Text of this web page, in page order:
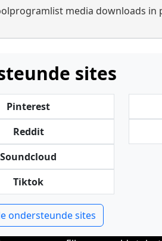
media downloads in
sites
Pinterest
Reddit
Soundcloud
Tiktok
ondersteunde sites